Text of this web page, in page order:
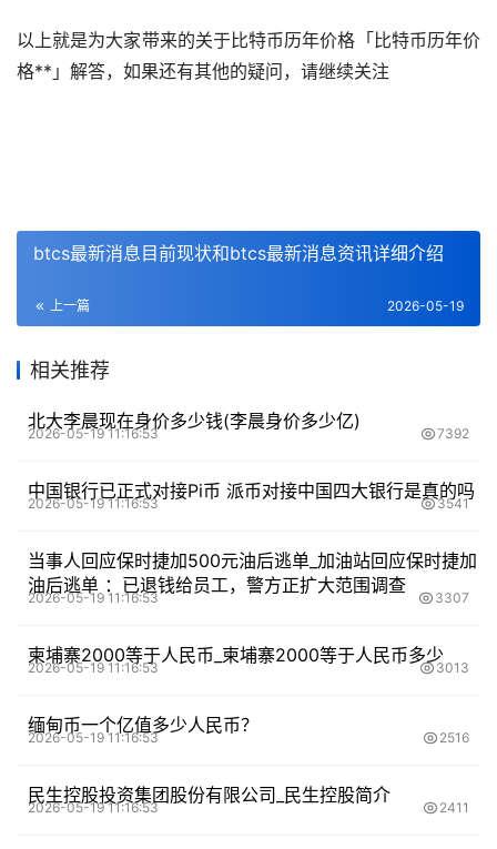
以上就是为大家带来的关于比特币历年价格「比特币历年价
格**」解答，如果还有其他的疑问，请继续关注
btcs最新消息目前现状和btcs最新消息资讯详细介绍
上一篇 2026-05-19
相关推荐
北大李晨现在身价多少钱(李晨身价多少亿)
2026-05-19 11:16:53 7392
中国银行已正式对接Pi币 派币对接中国四大银行是真的吗
2026-05-19 11:16:53 3541
当事人回应保时捷加500元油后逃单_加油站回应保时捷加
油后逃单 ：已退钱给员工，警方正扩大范围调查
2026-05-19 11:16:53 3307
柬埔寨2000等于人民币_柬埔寨2000等于人民币多少
2026-05-19 11:16:53 3013
缅甸币一个亿值多少人民币？
2026-05-19 11:16:53 2516
民生控股投资集团股份有限公司_民生控股简介
2026-05-19 11:16:53 2411